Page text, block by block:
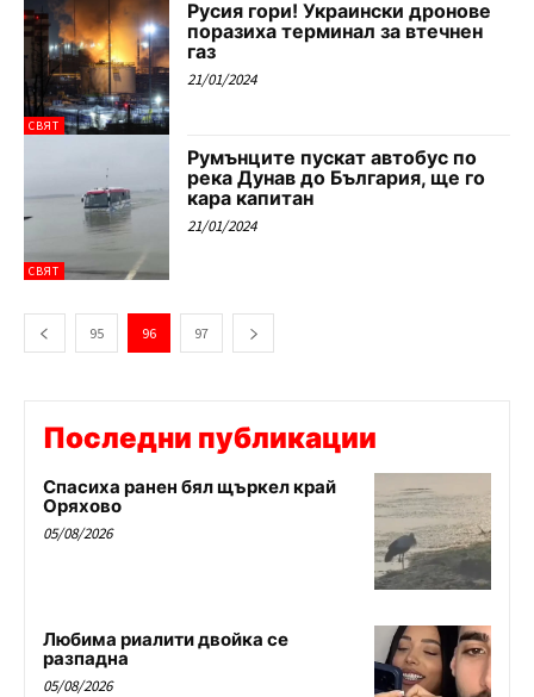
СВЯТ
Русия гори! Украински дронове
поразиха терминал за втечнен
газ
21/01/2024
СВЯТ
Румънците пускат автобус по
река Дунав до България, ще го
кара капитан
21/01/2024
95 96 97
Последни публикации
Спасиха ранен бял щъркел край
Оряхово
05/08/2026
Любима риалити двойка се
разпадна
05/08/2026